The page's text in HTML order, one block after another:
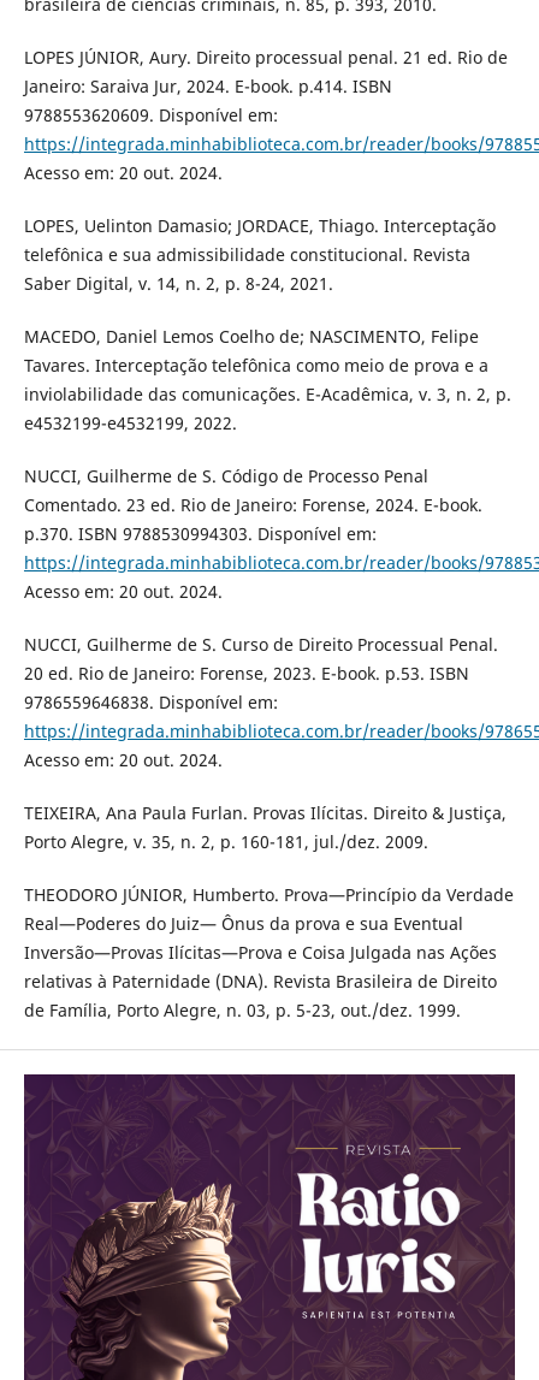
LOPES JÚNIOR, Aury. Direito processual penal. 21 ed. Rio de
Janeiro: Saraiva Jur, 2024. E-book. p.414. ISBN
9788553620609. Disponível em:
https://integrada.minhabiblioteca.com.br/reader/books/
Acesso em: 20 out. 2024.
LOPES, Uelinton Damasio; JORDACE, Thiago. Interceptação
telefônica e sua admissibilidade constitucional. Revista
Saber Digital, v. 14, n. 2, p. 8-24, 2021.
MACEDO, Daniel Lemos Coelho de; NASCIMENTO, Felipe
Tavares. Interceptação telefônica como meio de prova e a
inviolabilidade das comunicações. E-Acadêmica, v. 3, n. 2, p.
e4532199-e4532199, 2022.
NUCCI, Guilherme de S. Código de Processo Penal
Comentado. 23 ed. Rio de Janeiro: Forense, 2024. E-book.
p.370. ISBN 9788530994303. Disponível em:
https://integrada.minhabiblioteca.com.br/reader/books/
Acesso em: 20 out. 2024.
NUCCI, Guilherme de S. Curso de Direito Processual Penal.
20 ed. Rio de Janeiro: Forense, 2023. E-book. p.53. ISBN
9786559646838. Disponível em:
https://integrada.minhabiblioteca.com.br/reader/books/
Acesso em: 20 out. 2024.
TEIXEIRA, Ana Paula Furlan. Provas Ilícitas. Direito & Justiça,
Porto Alegre, v. 35, n. 2, p. 160-181, jul./dez. 2009.
THEODORO JÚNIOR, Humberto. Prova—Princípio da Verdade
Real—Poderes do Juiz— Ônus da prova e sua Eventual
Inversão—Provas Ilícitas—Prova e Coisa Julgada nas Ações
relativas à Paternidade (DNA). Revista Brasileira de Direito
de Família, Porto Alegre, n. 03, p. 5-23, out./dez. 1999.